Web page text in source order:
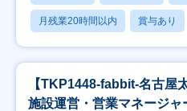
月残業20時間以内 賞与あり
【TKP1448-fabbit-名古屋
施設運営・営業マネージャ